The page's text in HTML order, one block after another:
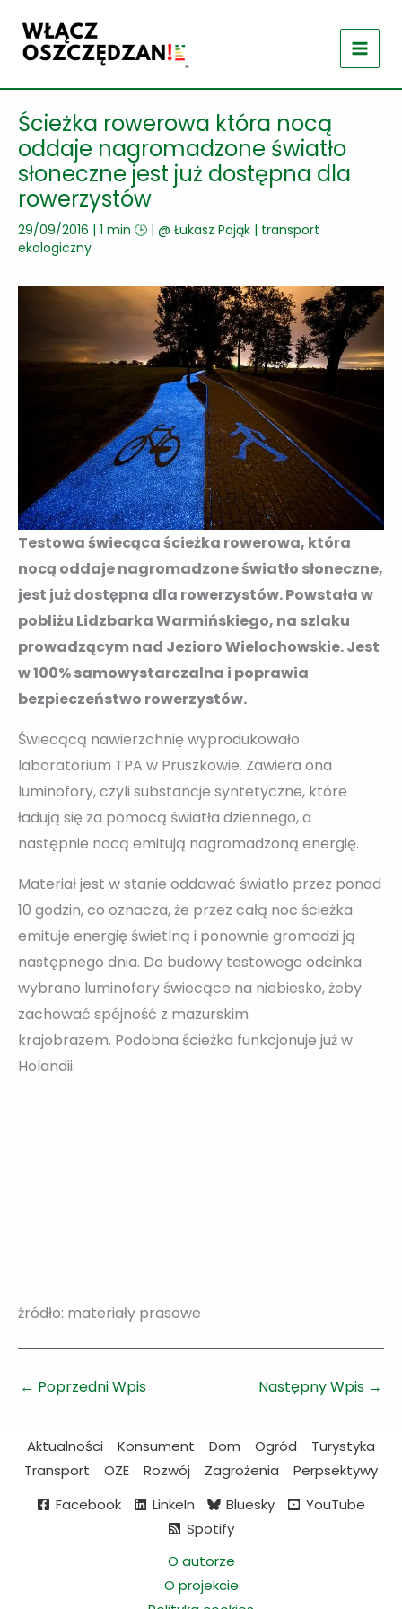
treści
Ścieżka rowerowa która nocą
oddaje nagromadzone światło
słoneczne jest już dostępna dla
rowerzystów
29/09/2016 | 1 min 🕒 | @ Łukasz Pająk | transport
ekologiczny
Testowa świecąca ścieżka rowerowa, która
nocą oddaje nagromadzone światło słoneczne,
jest już dostępna dla rowerzystów. Powstała w
pobliżu Lidzbarka Warmińskiego, na szlaku
prowadzącym nad Jezioro Wielochowskie. Jest
w 100% samowystarczalna i poprawia
bezpieczeństwo rowerzystów.
Świecącą nawierzchnię wyprodukowało
laboratorium TPA w Pruszkowie. Zawiera ona
luminofory, czyli substancje syntetyczne, które
ładują się za pomocą światła dziennego, a
następnie nocą emitują nagromadzoną energię.
Materiał jest w stanie oddawać światło przez ponad
10 godzin, co oznacza, że przez całą noc ścieżka
emituje energię świetlną i ponownie gromadzi ją
następnego dnia. Do budowy testowego odcinka
wybrano luminofory świecące na niebiesko, żeby
zachować spójność z mazurskim
krajobrazem. Podobna ścieżka funkcjonuje już w
Holandii.
źródło: materiały prasowe
← Poprzedni Wpis Następny Wpis →
Aktualności Konsument Dom Ogród
Turystyka
Transport
OZE Rozwój Zagrożenia
Perpsektywy
Facebook
LinkeIn Bluesky
YouTube
Spotify
O autorze
O projekcie